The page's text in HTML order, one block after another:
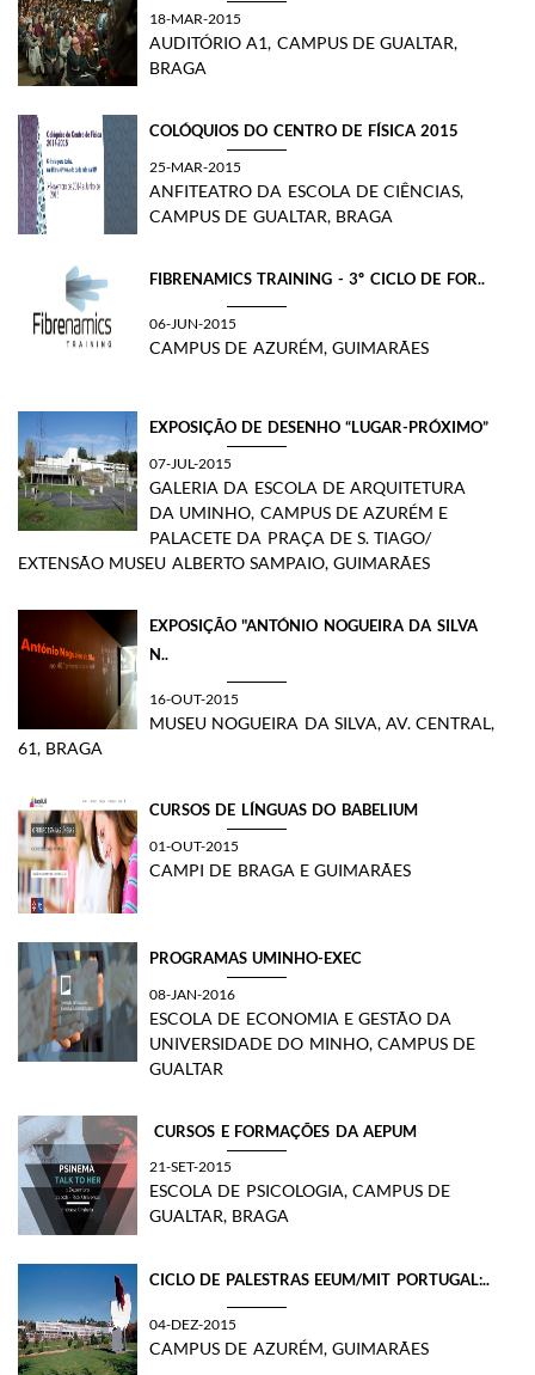
18-MAR-2015
AUDITÓRIO A1, CAMPUS DE GUALTAR,
BRAGA
COLÓQUIOS DO CENTRO DE FÍSICA 2015
25-MAR-2015
ANFITEATRO DA ESCOLA DE CIÊNCIAS,
CAMPUS DE GUALTAR, BRAGA
FIBRENAMICS TRAINING - 3º CICLO DE FOR..
06-JUN-2015
CAMPUS DE AZURÉM, GUIMARÃES
EXPOSIÇÃO DE DESENHO “LUGAR-PRÓXIMO”
07-JUL-2015
GALERIA DA ESCOLA DE ARQUITETURA
DA UMINHO, CAMPUS DE AZURÉM E
PALACETE DA PRAÇA DE S. TIAGO/
EXTENSÃO MUSEU ALBERTO SAMPAIO, GUIMARÃES
EXPOSIÇÃO "ANTÓNIO NOGUEIRA DA SILVA
N..
16-OUT-2015
​MUSEU NOGUEIRA DA SILVA, AV. CENTRAL,
61, BRAGA​
CURSOS DE LÍNGUAS DO BABELIUM
01-OUT-2015
CAMPI DE BRAGA E GUIMARÃES
PROGRAMAS UMINHO-EXEC
08-JAN-2016
ESCOLA DE ECONOMIA E GESTÃO DA
UNIVERSIDADE DO MINHO, CAMPUS DE
GUALTAR
​ CURSOS E FORMAÇÕES DA AEPUM
21-SET-2015
ESCOLA DE PSICOLOGIA, CAMPUS DE
GUALTAR, BRAGA
​CICLO DE PALESTRAS EEUM/MIT PORTUGAL:..
04-DEZ-2015
CAMPUS DE AZURÉM, GUIMARÃES